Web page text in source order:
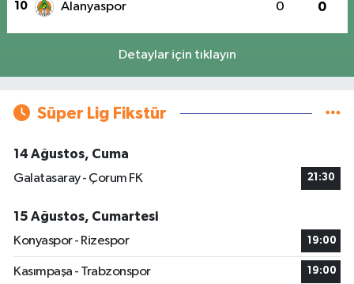
10 Alanyaspor 0 0
Detaylar için tıklayın
Süper Lig Fikstür
14 Ağustos, Cuma
Galatasaray - Çorum FK
21:30
15 Ağustos, Cumartesi
Konyaspor - Rizespor
19:00
Kasımpaşa - Trabzonspor 19:00